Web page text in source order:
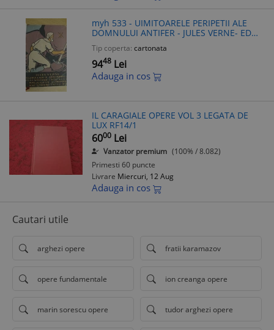
myh 533 - UIMITOARELE PERIPETII ALE
DOMNULUI ANTIFER - JULES VERNE- ED
1959
Tip coperta: cartonata
9448 Lei
Adauga in cos
IL CARAGIALE OPERE VOL 3 LEGATA DE
LUX RF14/1
6000 Lei
Vanzator premium (100% / 8.082)
Primesti 60 puncte
Livrare Miercuri, 12 Aug
Adauga in cos
Cautari utile
arghezi opere fratii karamazov
opere fundamentale ion creanga opere
marin sorescu opere tudor arghezi opere